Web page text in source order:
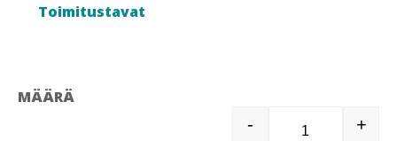
Toimitustavat
MÄÄRÄ
KEMPPI
- +